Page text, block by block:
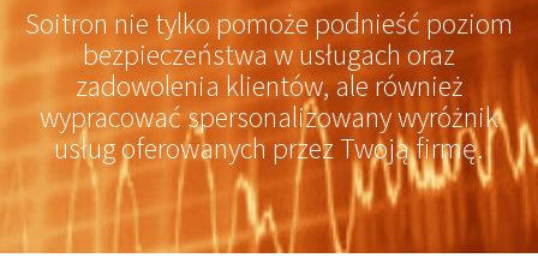
Soitron nie tylko pomoże podnieść poziom
bezpieczeństwa w usługach oraz
zadowolenia klientów, ale również
wypracować spersonalizowany wyróżnik
usług oferowanych przez Twoją firmę.